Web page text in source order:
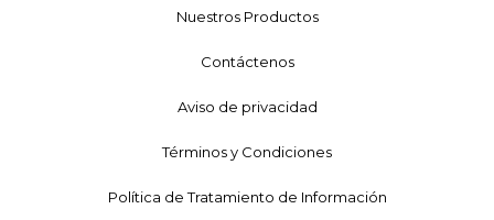
Nuestros Productos
Contáctenos
Aviso de privacidad
Términos y Condiciones
Política de Tratamiento de Información